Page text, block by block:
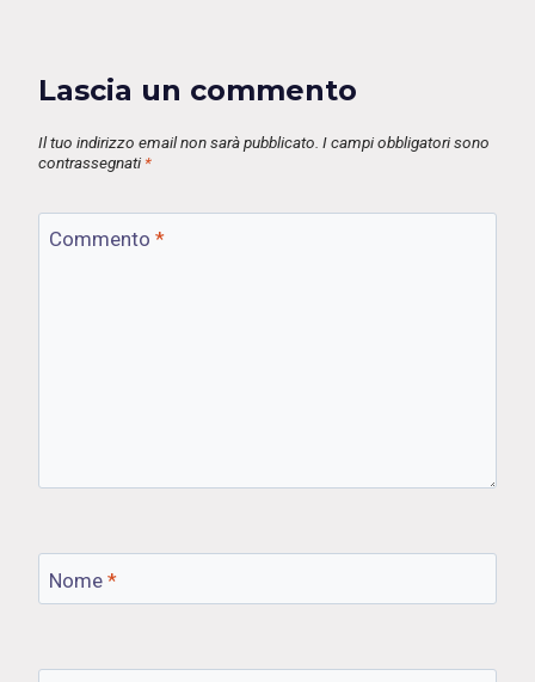
Lascia un commento
Il tuo indirizzo email non sarà pubblicato. I campi obbligatori sono
contrassegnati *
Commento *
Nome *